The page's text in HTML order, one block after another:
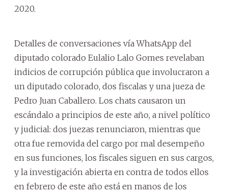
2020.
Detalles de conversaciones vía WhatsApp del
diputado colorado Eulalio Lalo Gomes revelaban
indicios de corrupción pública que involucraron a
un diputado colorado, dos fiscalas y una jueza de
Pedro Juan Caballero. Los chats causaron un
escándalo a principios de este año, a nivel político
y judicial: dos juezas renunciaron, mientras que
otra fue removida del cargo por mal desempeño
en sus funciones, los fiscales siguen en sus cargos,
y la investigación abierta en contra de todos ellos
en febrero de este año está en manos de los